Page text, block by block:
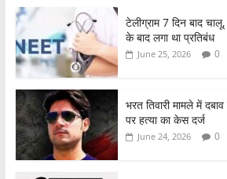
टेलीग्राम 7 दिन बाद
के बाद लगा था प्रतिबंध
June 25, 2026 0
भरत तिवारी मामले में
पर हत्या का केस दर्ज
June 24, 2026 0